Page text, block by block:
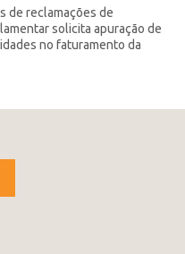
de reclamações de
solicita apuração de
no faturamento da